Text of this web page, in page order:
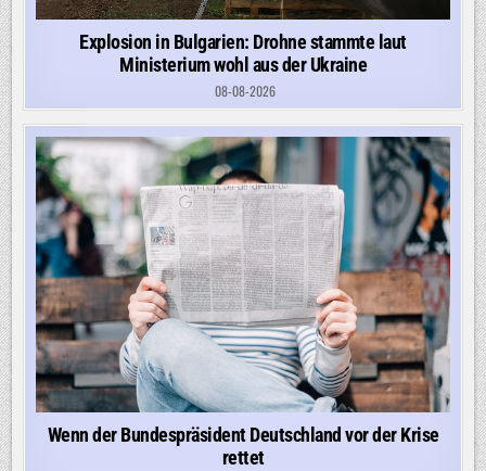
Explosion in Bulgarien: Drohne stammte laut
Ministerium wohl aus der Ukraine
08-08-2026
Wenn der Bundespräsident Deutschland vor der Krise
rettet